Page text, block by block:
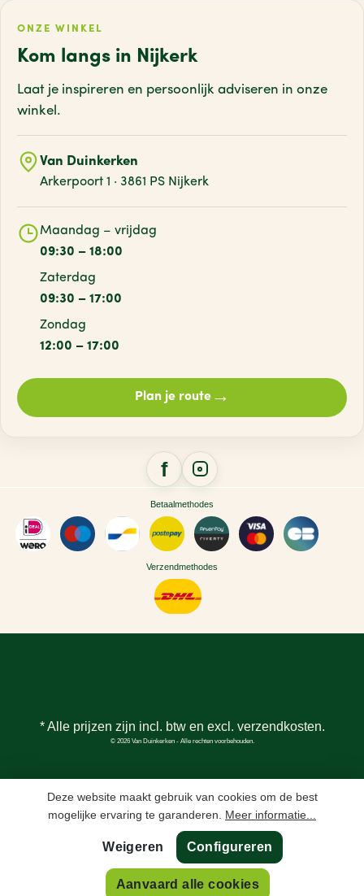
In winkelmand
ONZE WINKEL
Kom langs in Nijkerk
Laat je inspireren en persoonlijk adviseren in onze
winkel.
Van Duinkerken
Arkerpoort 1 · 3861 PS Nijkerk
Maandag – vrijdag
09:30 – 18:00
Zaterdag
09:30 – 17:00
Zondag
12:00 – 17:00
Plan je route→
Betaalmethodes
Verzendmethodes
* Alle prijzen zijn incl. btw en excl. verzendkosten.
© 2026 Van Duinkerken - Alle rechten voorbehouden.
Deze website maakt gebruik van cookies om de best
mogelijke ervaring te garanderen. Meer informatie...
Weigeren Configureren
Aanvaard alle cookies